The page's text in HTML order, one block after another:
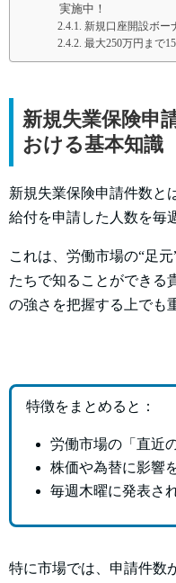
実施中！
新規口座開設ボー
最大250万円まで
新規失業保険申
おける基本知識
新規失業保険申請件数と
給付を申請した人数を毎
これは、労働市場の“足
たちで知ることができる
の強さを把握する上でも
特徴をまとめると：
労働市場の「直近
株価や為替に影響
毎週木曜に発表さ
特に市場では、申請件数